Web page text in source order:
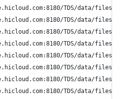
TDS/data/files/p9/
TDS/data/files/p9/
TDS/data/files/p9/
TDS/data/files/p9/
TDS/data/files/p9/
TDS/data/files/p9/
TDS/data/files/p9/
TDS/data/files/p9/